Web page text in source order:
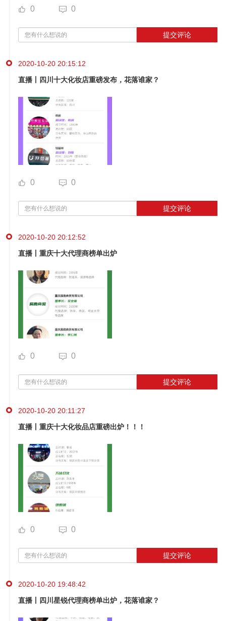
0 0
提交评论
2020-10-20 20:15:12
直播丨四川十大化妆店重磅发布，花落谁家？
0 0
提交评论
2020-10-20 20:12:52
直播丨重庆十大代理商榜单出炉
0 0
提交评论
2020-10-20 20:11:27
直播丨重庆十大化妆品店重磅出炉！！！
0 0
提交评论
2020-10-20 19:48:42
直播丨四川星锐代理商榜单出炉，花落谁家？